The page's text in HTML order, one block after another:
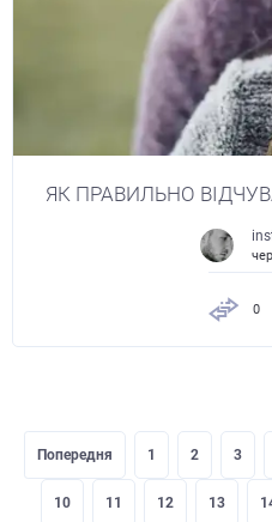
ЯК ПРАВИЛЬНО
0
Попередня 1 2 3
10 11 12 13